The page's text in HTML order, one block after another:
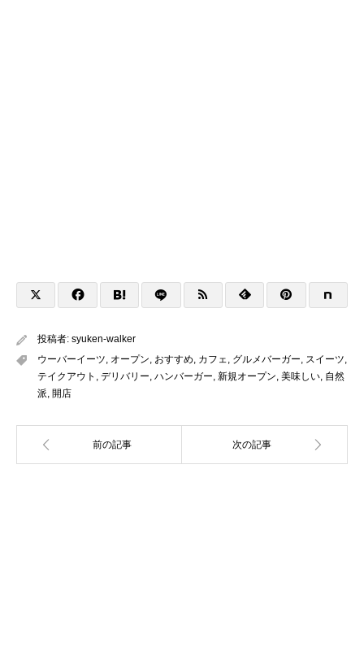
投稿者: syuken-walker
ウーバーイーツ オープン おすすめ カフェ グルメバーガー スイーツ
テイクアウト
デリバリー ハンバーガー 新規オープン 美味しい 自然
派 開店